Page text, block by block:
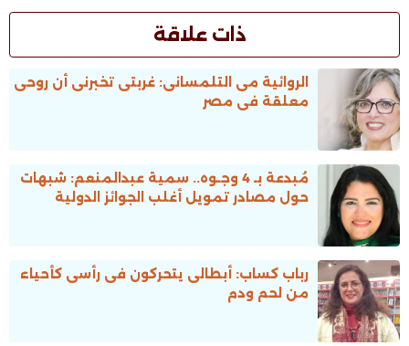
ذات علاقة
الروائية مى التلمسانى: غربتى تخبرنى أن روحى
معلقة فى مصر
مُبدعة بـ 4 وجـوه.. سمية عبدالمنعم: شبهات
حول مصادر تمويل أغلب الجوائز الدولية
رباب كساب: أبطالى يتحركون فى رأسى كأحياء
من لحم ودم